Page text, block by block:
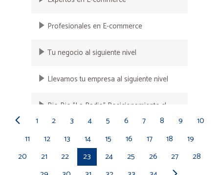
Profesionales en E-commerce
Tu negocio al siguiente nivel
Llevamos tu empresa al siguiente nivel
Bio Bio "La Radio" Posicionamiento.cl
queda del día"
Radio Cooperativa, menciones "Lo que
1 2 3 4 5 6 7 8 9
10
11
12 13 14 15 16 17 18
19
20
21 22 23 24 25 26 27
28